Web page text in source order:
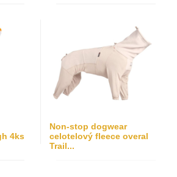
4ks
Non-stop dogwear
celotelový fleece overal
Trail...